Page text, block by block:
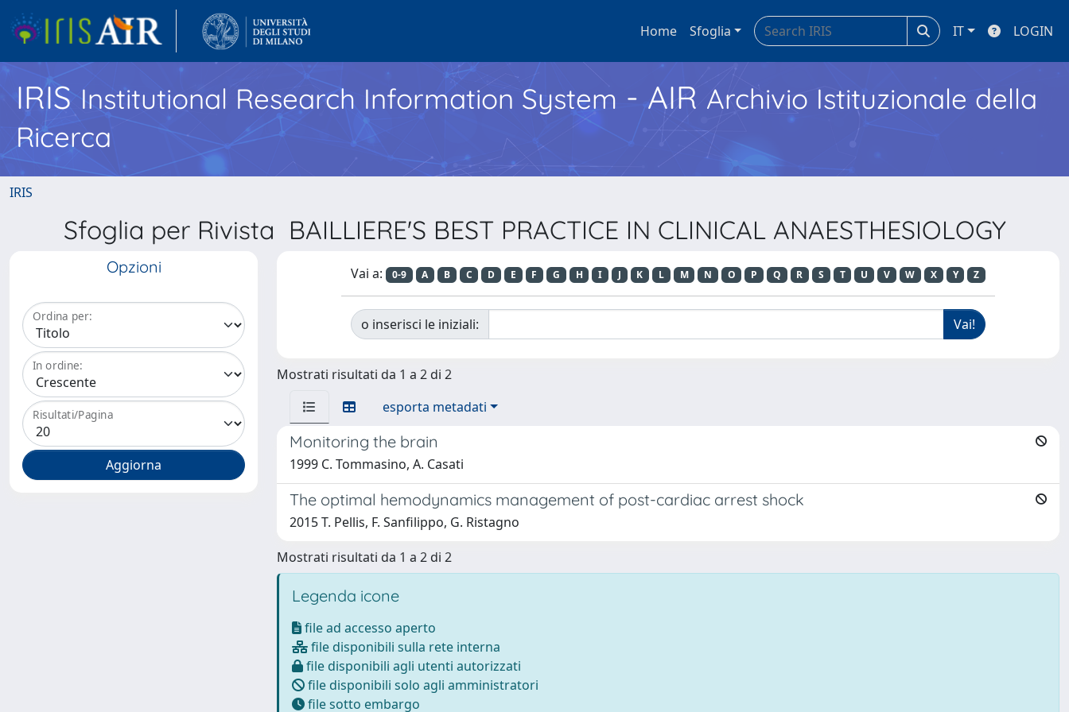
Home Sfoglia IT LOGIN
IRISInstitutional Research Information System - AIR Archivio Istituzionale della
Ricerca
IRIS
Sfoglia per Rivista BAILLIERE'S BEST PRACTICE IN CLINICAL ANAESTHESIOLOGY
Opzioni
Ordina per:
In ordine:
Risultati/Pagina
Vai a: 0-9 A B C D E F G H I J K L M N O P Q R S T U V W X Y Z
o inserisci le iniziali:
Mostrati risultati da 1 a 2 di 2
esporta metadati
Monitoring the brain
1999 C. Tommasino, A. Casati
The optimal hemodynamics management of post-cardiac arrest shock
2015 T. Pellis, F. Sanfilippo, G. Ristagno
Mostrati risultati da 1 a 2 di 2
Legenda icone
file ad accesso aperto
file disponibili sulla rete interna
file disponibili agli utenti autorizzati
file disponibili solo agli amministratori
file sotto embargo